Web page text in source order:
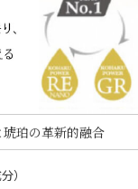
琥珀の革新的融合
）